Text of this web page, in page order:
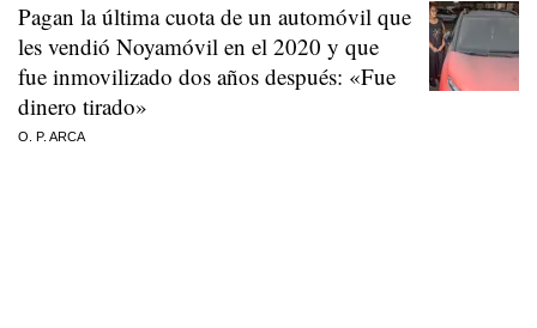
Pagan la última cuota de un automóvil que
les vendió Noyamóvil en el 2020 y que
fue inmovilizado dos años después: «Fue
dinero tirado»
O. P. ARCA